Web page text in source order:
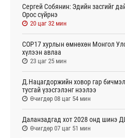
Сергей Собянин: Эдийн засгийг
Орос сүйрнэ
20 цаг 32 мин
COP17 хурлын өмнөхөн Монгол
хүлээн авлаа
23 цаг 25 мин
Д.Нацагдоржийн ховор гар
тусгай үзэсгэлэнг нээлээ
Өчигдөр 08 цаг 54 мин
Даланзадгад хот 2028 онд шинэ
Өчигдөр 07 цаг 51 мин